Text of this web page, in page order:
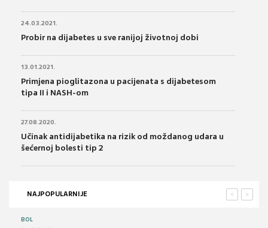
24.03.2021.
Probir na dijabetes u sve ranijoj životnoj dobi
13.01.2021.
Primjena pioglitazona u pacijenata s dijabetesom
tipa II i NASH-om
27.08.2020.
Učinak antidijabetika na rizik od moždanog udara u
šećernoj bolesti tip 2
NAJPOPULARNIJE >
<
BOL